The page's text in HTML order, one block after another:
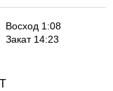
Восход 1:08
Закат 14:23